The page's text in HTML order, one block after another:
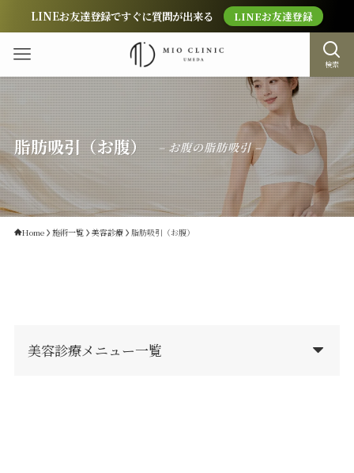
LINEお友達登録ですぐに質問が出来る LINEお友達登録
検索
脂肪吸引（お腹） – お腹の脂肪吸引 –
Home 施術一覧 美容診療 脂肪吸引（お腹）
美容診療メニュー一覧